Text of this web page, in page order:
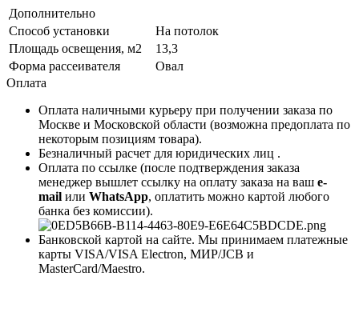
Дополнительно
Способ установки
На потолок
Площадь освещения, м2
13,3
Форма рассеивателя
Овал
Оплата
Оплата наличными курьеру при получении заказа по
Москве и Московской области (возможна предоплата по
некоторым позициям товара).
Безналичный расчет для юридических лиц .
Оплата по ссылке (после подтверждения заказа
менеджер вышлет ссылку на оплату заказа на ваш e-
mail или WhatsApp, оплатить можно картой любого
банка без комиссии).
Банковской картой на сайте. Мы принимаем платежные
карты VISA/VISA Electron, МИР/JCB и
MasterCard/Maestro.